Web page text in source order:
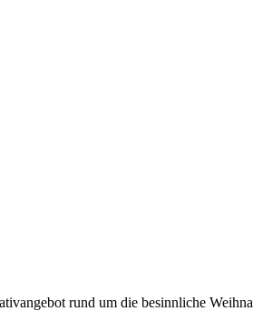
rund um die besinnliche